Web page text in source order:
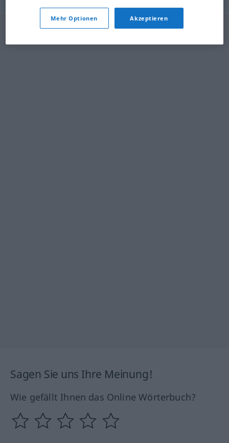
Sagen Sie uns Ihre Meinung!
Wie gefällt Ihnen das Online Wörterbuch?
Mehr Optionen Akzeptieren